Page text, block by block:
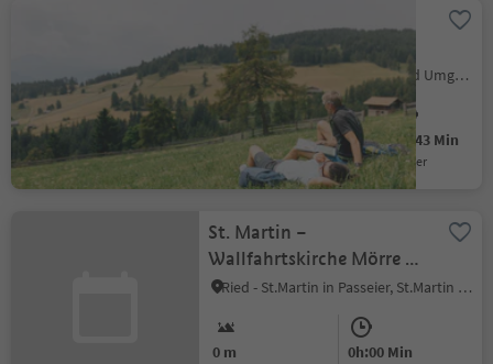
Vöran nach Hafling
Hafling Dorf, Vöran, Meran und Umgebung
Leicht
Schwierigkeitsgrad
149 m
Aufstieg
1h:43 Min
Dauer
St. Martin –
Wallfahrtskirche Mörre –
St. Martin
Ried - St.Martin in Passeier, St.Martin in Passeier, Meran und Umgebung
0 m 0h:00 Min